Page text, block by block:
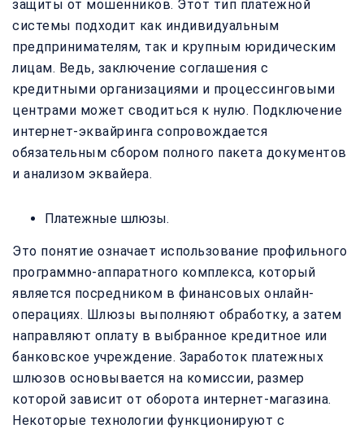
защиты от мошенников. Этот тип платежной
системы подходит как индивидуальным
предпринимателям, так и крупным юридическим
лицам. Ведь, заключение соглашения с
кредитными организациями и процессинговыми
центрами может сводиться к нулю. Подключение
интернет-эквайринга сопровождается
обязательным сбором полного пакета документов
и анализом эквайера.
Платежные шлюзы.
Это понятие означает использование профильного
программно-аппаратного комплекса, который
является посредником в финансовых онлайн-
операциях. Шлюзы выполняют обработку, а затем
направляют оплату в выбранное кредитное или
банковское учреждение. Заработок платежных
шлюзов основывается на комиссии, размер
которой зависит от оборота интернет-магазина.
Некоторые технологии функционируют с